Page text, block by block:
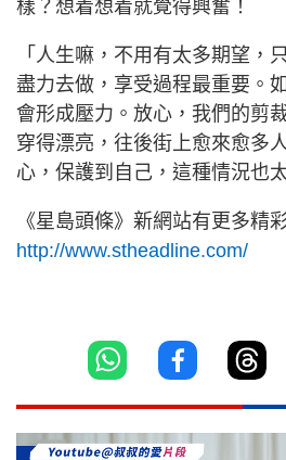
樣？想着想着就覺得興奮！
「人生嘛，不用有太多期望，
盡力去做，享受過程最重要。
會形成壓力。放心，我們的剪
穿得漂亮，往後街上愈來愈多
心，保護到自己，這種情況也
《星島頭條》新網站有更多精
http://www.stheadline.com/